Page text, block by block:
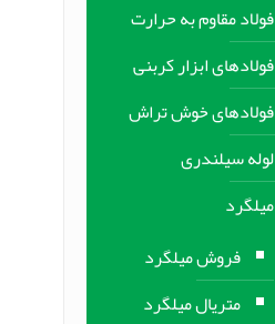
فولاد مقاوم به حرارت
فولادهای ابزار کربنی
فولادهای خوش تراش
لوله سیلندری
میلگرد
فروش میلگرد
متریال میلگرد